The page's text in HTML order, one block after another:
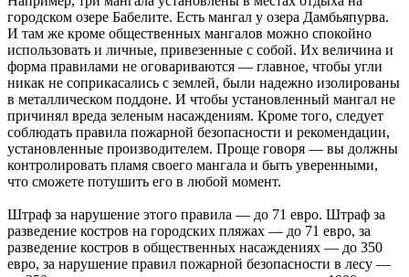
городском озере Бабелите. Есть мангал у озера Дамбьяпурва.
И там же кроме общественных мангалов можно спокойно
использовать и личные, привезенные с собой. Их величина и
форма правилами не оговариваются — главное, чтобы угли
никак не соприкасались с землей, были надежно изолированы
в металлическом поддоне. И чтобы установленный мангал не
причинял вреда зеленым насаждениям. Кроме того, следует
соблюдать правила пожарной безопасности и рекомендации,
установленные производителем. Проще говоря — вы должны
контролировать пламя своего мангала и быть уверенными,
что сможете потушить его в любой момент.
Штраф за нарушение этого правила — до 71 евро. Штраф за
разведение костров на городских пляжах — до 71 евро, за
разведение костров в общественных насаждениях — до 350
евро, за нарушение правил пожарной безопасности в лесу —